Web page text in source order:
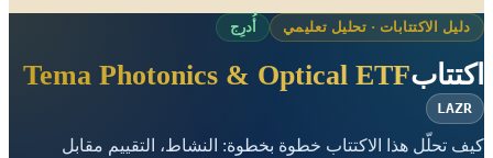
دليل الاكتتابات · تحليل تعليمي أُدرِج
اكتتابTema Photonics & Optical ETF
LAZR
كيف تحلّل هذا الاكتتاب خطوة بخطوة: النشاط، التقييم مقابل